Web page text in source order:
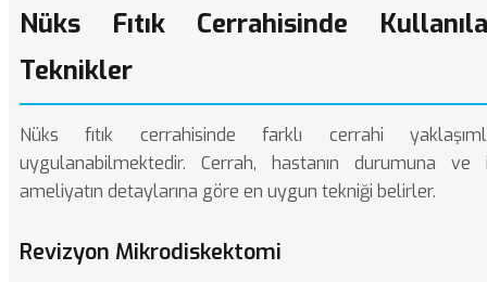
Nüks Fıtık Cerrahisinde
Teknikler
Nüks fıtık cerrahisinde farklı cerrahi
uygulanabilmektedir. Cerrah, hastanın durumuna ve
ameliyatın detaylarına göre en uygun tekniği belirler.
Revizyon Mikrodiskektomi